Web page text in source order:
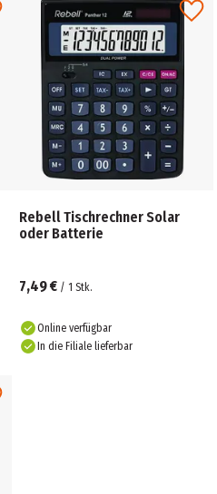
Rebell Tischrechner Solar
oder Batterie
7,49 € / 1 Stk.
Online verfügbar
In die Filiale lieferbar